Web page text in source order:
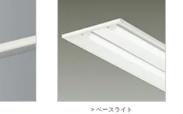
> ベースライト